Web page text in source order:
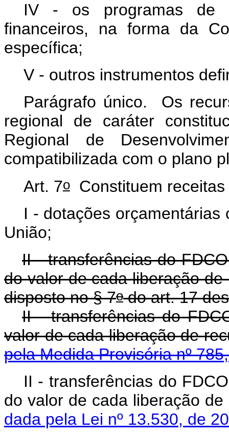
IV - os programas de
financeiros, na forma da
específica;
V - outros instrumentos
Parágrafo único. Os
regional de caráter
Regional de
compatibilizada com o plano
Art. 7oConstituem receitas
I - dotações
União;
II - transferências do
do valor de cada liberação
disposto no § 7odo art. 17
II - transferências do
valor de cada
pela Medida Provisória nº
II - transferências do
do valor de cada
dada pela Lei nº 13.530, de